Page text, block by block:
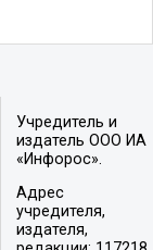
Учредитель и
издатель ООО ИА
«Инфорос».
Адрес
учредителя,
издателя,